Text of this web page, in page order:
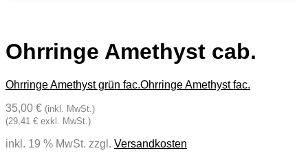
Ohrringe Amethyst cab.
Ohrringe Amethyst grün fac.Ohrringe Amethyst fac.
35,00 € (inkl. MwSt.)
(29,41 € exkl. MwSt.)
inkl. 19 % MwSt. zzgl. Versandkosten